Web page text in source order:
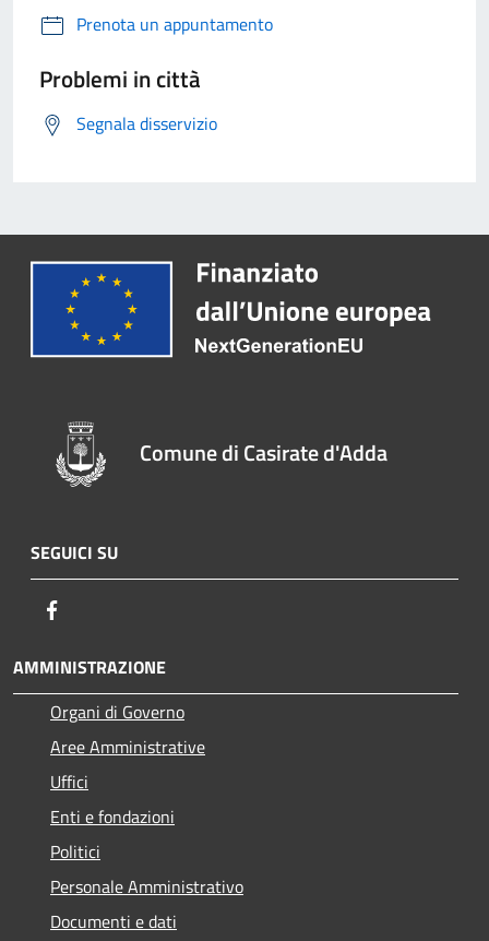
Prenota un appuntamento
Problemi in città
Segnala disservizio
Comune di Casirate d'Adda
SEGUICI SU
AMMINISTRAZIONE
Organi di Governo
Aree Amministrative
Uffici
Enti e fondazioni
Politici
Personale Amministrativo
Documenti e dati